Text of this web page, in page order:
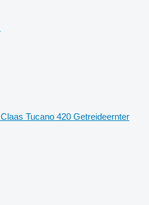
Claas Tucano 420 Getreideernter